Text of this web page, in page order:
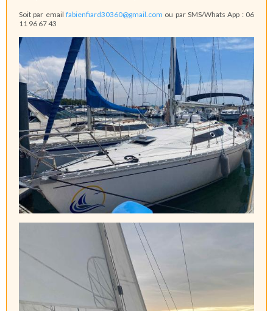
Soit par email fabienfiard30360@gmail.com ou par SMS/Whats App : 06
11 96 67 43